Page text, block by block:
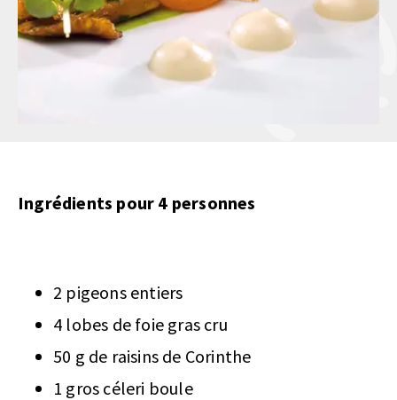
Ingrédients pour 4 personnes
2 pigeons entiers
4 lobes de foie gras cru
50 g de raisins de Corinthe
1 gros céleri boule